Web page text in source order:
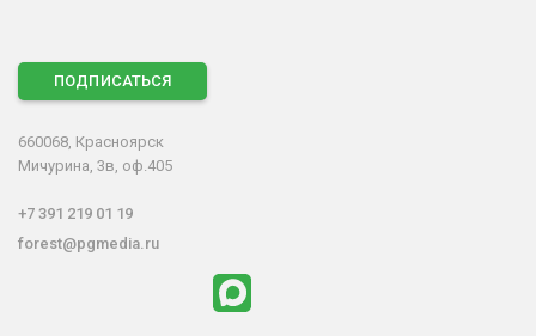
ПОДПИСАТЬСЯ
660068, Красноярск
Мичурина, 3в, оф.405
+7 391 219 01 19
forest@pgmedia.ru